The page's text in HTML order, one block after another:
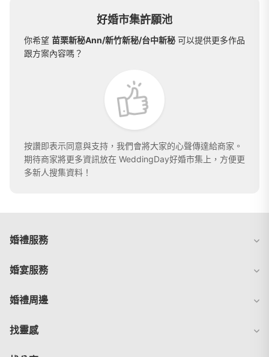
好婚市集許願池
你希望 苗栗新秘Ann/新竹新秘/台中新秘 可以提供更多作品
跟方案內容嗎？
按讚即表示同意與支持，我們會將大家的心聲傳達給商家。
期待商家將更多資訊放在 WeddingDay好婚市集上，方便更
多新人搜集資料！
婚禮服務
婚宴服務
婚禮周邊
找靈感